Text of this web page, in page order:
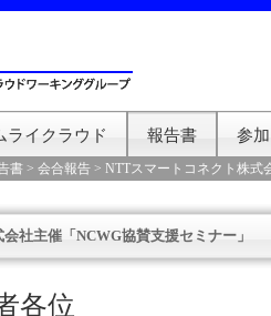
ライクラウド 報告書 参
書 > 会合報告 > NTTスマートコネクト株式
社主催「NCWG協賛支援セミナー」
各位